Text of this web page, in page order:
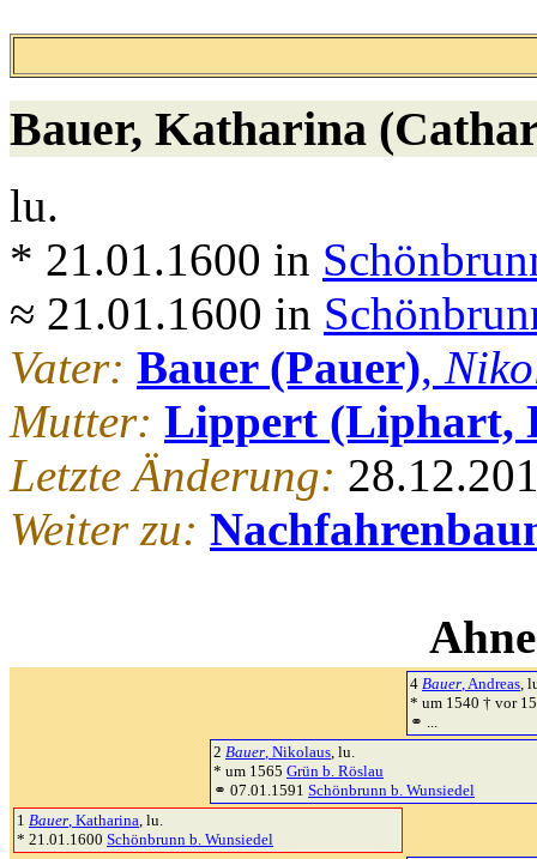
Bauer, Katharina
lu.
* 21.01.1600 in
≈ 21.01.1600 in
Vater: Bauer (Pauer),
Mutter: Lippert (Liphart,
Letzte Änderung:
Weiter zu:
4 Bauer, Andreas,
* um 1540 † vor
⚭ ...
2 Bauer, Nikolaus, lu.
* um 1565 Grün b. Röslau
⚭ 07.01.1591 Schönbrunn b. Wunsiedel
1 Bauer, Katharina, lu.
* 21.01.1600 Schönbrunn b. Wunsiedel